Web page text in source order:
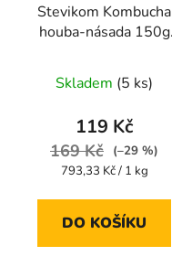
Stevikom Kombucha
houba-násada 150g
Stevikom 150 g
hodnocení
produktu
je
4,4
5
Skladem (5 ks)
119 Kč
169 Kč
(–29 %)
Měrná
793,33 Kč / 1 kg
DO KOŠÍKU